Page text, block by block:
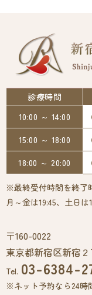
診療時間
10:00 ～ 14:00
15:00 ～ 18:00
18:00 ～ 20:00
※最終受付時間を終了
月～金は19:45、土日は
〒160-0022
東京都新宿区新宿
Tel. 03-6384-
※ネット予約なら24時